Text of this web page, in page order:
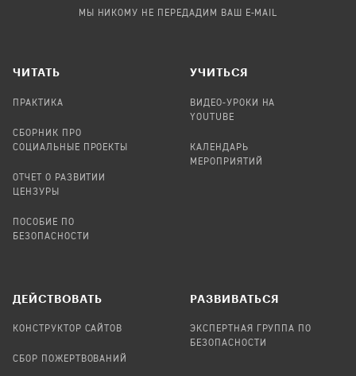
МЫ НИКОМУ НЕ ПЕРЕДАДИМ ВАШ E-MAIL
ЧИТАТЬ
ПРАКТИКА
СБОРНИК ПРО
СОЦИАЛЬНЫЕ ПРОЕКТЫ
ОТЧЕТ О РАЗВИТИИ
ЦЕНЗУРЫ
ПОСОБИЕ ПО
БЕЗОПАСНОСТИ
УЧИТЬСЯ
ВИДЕО-УРОКИ НА
YOUTUBE
КАЛЕНДАРЬ
МЕРОПРИЯТИЙ
ДЕЙСТВОВАТЬ
КОНСТРУКТОР САЙТОВ
СБОР ПОЖЕРТВОВАНИЙ
РАЗВИВАТЬСЯ
ЭКСПЕРТНАЯ ГРУППА ПО
БЕЗОПАСНОСТИ